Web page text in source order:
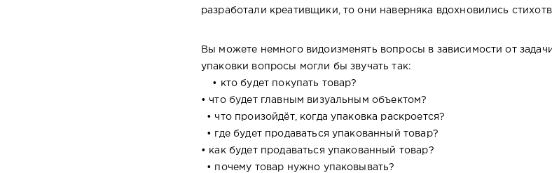
разработали креативщики, то они наверняка вдохновились
Вы можете немного видоизменять вопросы в зависимости от
упаковки вопросы могли бы звучать так:
• кто будет покупать товар?
• что будет главным визуальным объектом?
• что произойдёт, когда упаковка раскроется?
• где будет продаваться упакованный товар?
• как будет продаваться упакованный товар?
• почему товар нужно упаковывать?